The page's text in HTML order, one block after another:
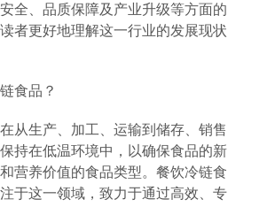
全、品质保障及产业升级等方面的
者更好地理解这一行业的发展现状
食品？
从生产、加工、运输到储存、销售
持在低温环境中，以确保食品的新
营养价值的食品类型。餐饮冷链食
于这一领域，致力于通过高效、专